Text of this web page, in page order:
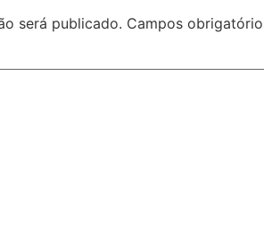
será publicado. Campos